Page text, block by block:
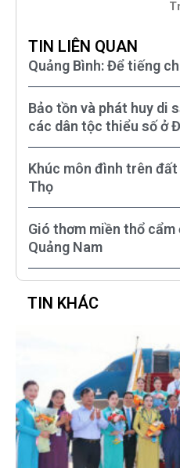
TIN LIÊN QUAN
Quảng Bình: Để tiếng
Bảo tồn và phát huy di
các dân tộc thiểu số ở
Khúc môn đình trên
Thọ
Gió thơm miền thổ cẩm
Quảng Nam
TIN KHÁC